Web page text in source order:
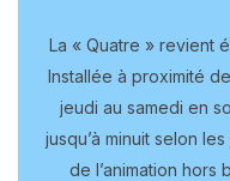
La « Quatre » revient
Installée à proximité
jeudi au samedi en
jusqu’à minuit selon
de l’animation hors